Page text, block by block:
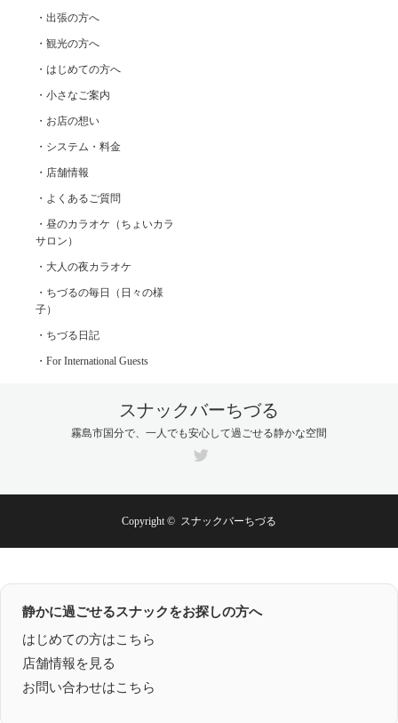
・出張の方へ
・観光の方へ
・はじめての方へ
・小さなご案内
・お店の想い
・システム・料金
・店舗情報
・よくあるご質問
・昼のカラオケ（ちょいカラ
サロン）
・大人の夜カラオケ
・ちづるの毎日（日々の様
子）
・ちづる日記
・For International Guests
スナックバーちづる
霧島市国分で、一人でも安心して過ごせる静かな空間
Copyright © スナックバーちづる
静かに過ごせるスナックをお探しの方へ
はじめての方はこちら
店舗情報を見る
お問い合わせはこちら